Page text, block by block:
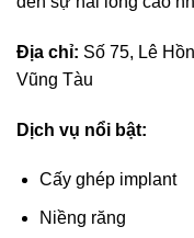
Địa chỉ: Số 75, Lê
Vũng Tàu
Dịch vụ nổi bật:
Cấy ghép implant
Niềng răng